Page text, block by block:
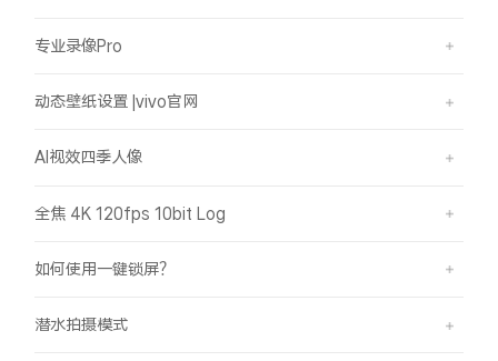
专业录像Pro
动态壁纸设置 |vivo官网
AI视效四季人像
全焦 4K 120fps 10bit Log
如何使用一键锁屏？
潜水拍摄模式